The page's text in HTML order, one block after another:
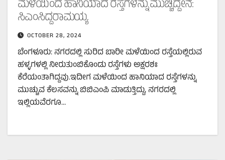
ಮಳೆಯಿಂದ ಹಾನಿಯಾದ ರಸ್ತೆಗಳನ್ನು ಮುಚ್ಚಿದ್ದೇನೆ:
ಸಿಎಂಸಿದ್ದರಾಮಯ್ಯ
OCTOBER 28, 2024
ಬೆಂಗಳೂರು: ನಗರದಲ್ಲಿ ಸುರಿದ ಬಾರೀ ಮಳೆಯಿಂದ ರಸ್ತೆಯಲ್ಲಿರುವ
ಹಳ್ಳಗಳಲ್ಲಿ ನೀರುತುಂಬಿಕೊಂಡು ರಸ್ತೆಗಳು ಅಕ್ಷರಶಃ
ಕೆರೆಯಂತಾಗಿದ್ದವು.ಇದೀಗ ಮಳೆಯಿಂದ ಹಾನಿಯಾದ ರಸ್ತೆಗಳನ್ನು
ಮುಚ್ಚುವ ಕೆಲಸವನ್ನು ಬಿಬಿಎಂಪಿ ಮಾಡುತ್ತಿದ್ದು, ನಗರದಲ್ಲಿ
ಇಲ್ಲಿಯವೆರಗೂ…